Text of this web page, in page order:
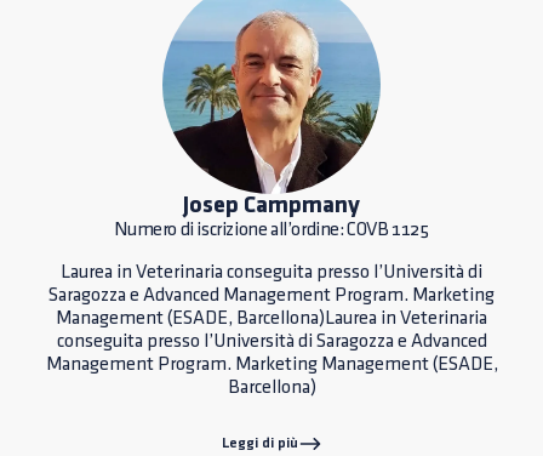
Josep Campmany
Numero di iscrizione all’ordine: COVB 1125
Laurea in Veterinaria conseguita presso l’Università di
Saragozza e Advanced Management Program. Marketing
Management (ESADE, Barcellona)Laurea in Veterinaria
conseguita presso l’Università di Saragozza e Advanced
Management Program. Marketing Management (ESADE,
Barcellona)
Leggi di più